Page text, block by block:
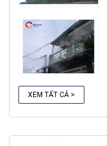
XEM TẤT CẢ >